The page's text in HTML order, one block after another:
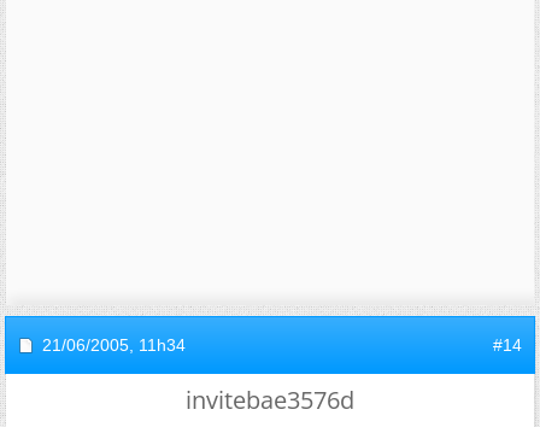
21/06/2005, 11h34 #14
invitebae3576d